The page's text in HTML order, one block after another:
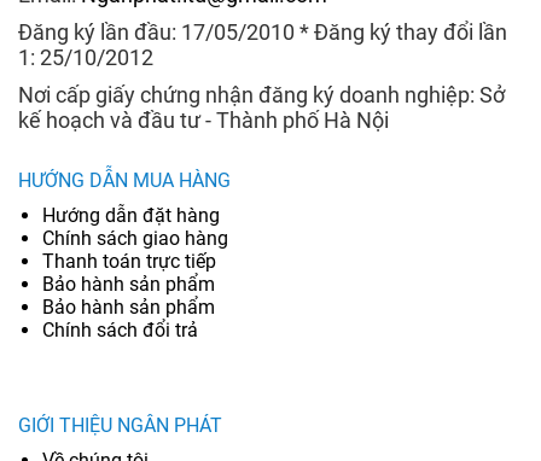
Đăng ký lần đầu: 17/05/2010 * Đăng ký thay đổi lần
1: 25/10/2012
Nơi cấp giấy chứng nhận đăng ký doanh nghiệp: Sở
kế hoạch và đầu tư - Thành phố Hà Nội
HƯỚNG DẪN MUA HÀNG
Hướng dẫn đặt hàng
Chính sách giao hàng
Thanh toán trực tiếp
Bảo hành sản phẩm
Bảo hành sản phẩm
Chính sách đổi trả
GIỚI THIỆU NGÂN PHÁT